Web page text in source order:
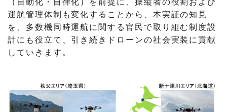
（自動化・自律化）を前提に、操縦者の役割および
運航管理体制も変化することから、本実証の知見
を、多数機同時運航に関する官民で取り組む制度設
計にも役立て、引き続きドローンの社会実装に貢献
していきます。